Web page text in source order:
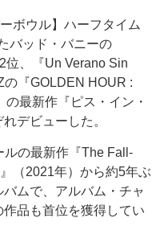
ボウル】ハーフタイム
バッド・バニーの
位、『Un Verano Sin
『GOLDEN HOUR :
最新作『ピス・イン・
デビューした。
の最新作『The Fall-
（2021年）から約5年ぶ
ムで、アルバム・チャ
作品も首位を獲得してい